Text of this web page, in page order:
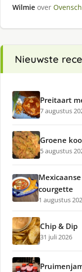
Wilmie over
Nieuwste
Preitaart
7 augustus
Groene
5 augustus
courgette
1 augustus
Chip & Dip
31 juli 2026